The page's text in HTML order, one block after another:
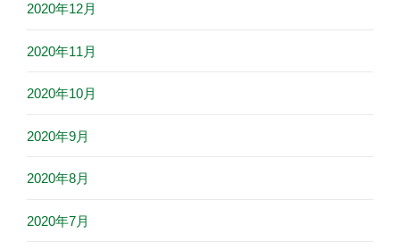
2020年12月
2020年11月
2020年10月
2020年9月
2020年8月
2020年7月